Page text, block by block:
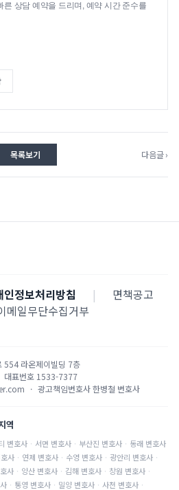
른 상담 예약을 드리며, 예약 시간 준수를
목록보기 다음글 ›
인정보처리방침 |
면책공고
메일무단수집거부
554 라온제이빌딩 7층
대표번호 1533-7377
· 광고책임변호사한병철 변호사
역
변호사 · 서면 변호사 · 부산진 변호사 · 동래 변호사
사 · 연제 변호사 · 수영 변호사 · 광안리 변호사 ·
사 · 양산 변호사 · 김해 변호사 · 창원 변호사 ·
· 통영 변호사 · 밀양 변호사 · 사천 변호사 ·